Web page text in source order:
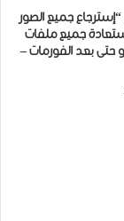
جميع الصور
جميع ملفات
حتى بعد الفورمات –